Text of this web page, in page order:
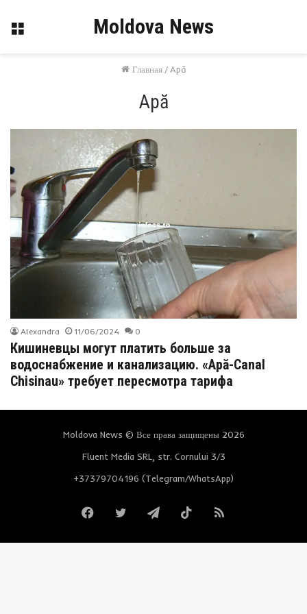
Меню Moldova News
Главная / Apă
Apă
Alexandra 11/06/2024 0
Кишиневцы могут платить больше за
водоснабжение и канализацию. «Apă-Canal
Chisinau» требует пересмотра тарифа
Moldova News © Все права защищены 2026
Fluent Media SRL, str. Cornului 3/3
+37379704196 (Telegram/WhatsApp)
FacebookTwitterTelegramTikTokRSS